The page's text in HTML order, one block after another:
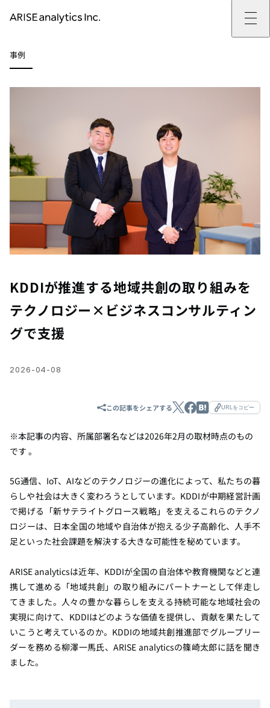
ARISE analyticsとはトップ
ミッション・バリュー
サービス
提供サービストップ
データ・AI人材育成支援
実績
データ分析基盤の構築・活用支援
サステナビリティ
お問い合わせ
プレスリリース
イベント
TECH BLOG
PAPER
OTHERS
採用トップ
新卒採用
中途採用
社員インタビュー
キャリア開発
数字で見るARISE analytics
事例
KDDIが推進する地域共創の取り組みを
テクノロジー×ビジネスコンサルティン
グで支援
2026-04-08
この記事をシェアする URLをコピー
※本記事の内容、所属部署名などは2026年2月の取材時点のもの
です 。
5G通信、IoT、AIなどのテクノロジーの進化によって、私たちの暮
らしや社会は大きく変わろうとしています。KDDIが中期経営計画
で掲げる「新サテライトグロース戦略」を支えるこれらのテクノ
ロジーは、日本全国の地域や自治体が抱える少子高齢化、人手不
足といった社会課題を解決する大きな可能性を秘めています。
ARISE analyticsは近年、KDDIが全国の自治体や教育機関などと連
携して進める「地域共創」の取り組みにパートナーとして伴走し
てきました。人々の豊かな暮らしを支える持続可能な地域社会の
実現に向けて、KDDIはどのような価値を提供し、貢献を果たして
いこうと考えているのか。KDDIの地域共創推進部でグループリー
ダーを務める柳澤一馬氏、ARISE analyticsの篠崎太郎に話を聞き
ました。